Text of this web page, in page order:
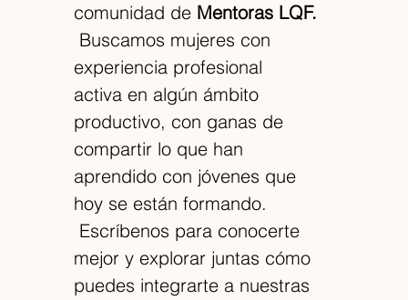
comunidad de Mentoras LQF.
Buscamos mujeres con
experiencia profesional
activa en algún ámbito
productivo, con ganas de
compartir lo que han
aprendido con jóvenes que
hoy se están formando.
Escríbenos para conocerte
mejor y explorar juntas cómo
puedes integrarte a nuestras